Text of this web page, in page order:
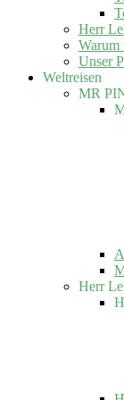
Herr
Warum
Unser
Weltreisen
MR
Herr